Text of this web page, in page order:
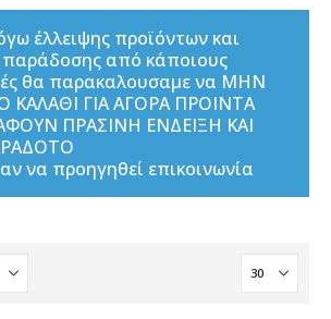
έλλειψης προϊόντων και
από κάποιους
θα παρακαλουσαμε να ΜΗΝ
ΚΑΛΑΘΙ ΓΙΑ ΑΓΟΡΑ ΠΡΟΙΝΤΑ
ΠΡΑΣΙΝΗ ΕΝΔΕΙΞΗ ΚΑΙ
να προηγηθεί επικοινωνία